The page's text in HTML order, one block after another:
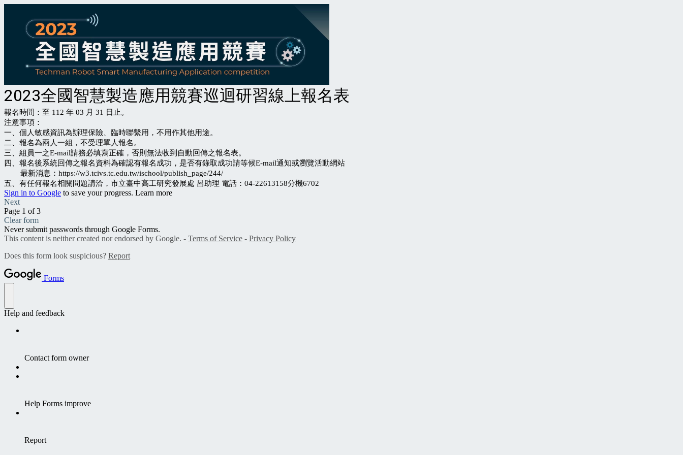
2023全國智慧製造應用競賽巡迴研習線上報名表
報名時間：至 112 年 03 月 31 日止。
注意事項：
一、 個人敏感資訊為辦理保險、臨時聯繫用，不用作其他用途。
二、報名為兩人一組，不受理單人報名。
三、組員一之E-mail請務必填寫正確，否則無法收到自動回傳之報名表。
四、報名後系統回傳之報名資料為確認有報名成功，是否有錄取成功請等候E-mail通知或瀏覽活動網站
最新消息：https://w3.tcivs.tc.edu.tw/ischool/publish_page/244/
五、有任何報名相關問題請洽，市立臺中高工研究發展處 呂助理 電話：04-22613158分機6702
Sign in to Google to save your progress. Learn more
Next
Page 1 of 3
Clear form
Never submit passwords through Google Forms.
This content is neither created nor endorsed by Google. - Terms of Service - Privacy Policy
Does this form look suspicious? Report
Forms
Help and feedback
Contact form owner
Help Forms improve
Report